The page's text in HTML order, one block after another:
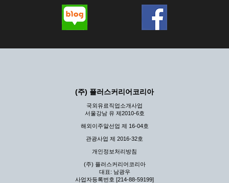
(주) 플러스커리어코리아
국외유료직업소개사업
서울강남 유 제2010-6호
해외이주알선업 제 16-04호
관광사업 제 2016-32호
개인정보처리방침
(주) 플러스커리어코리아
대표: 남광우
사업자등록번호 [214-88-59199]